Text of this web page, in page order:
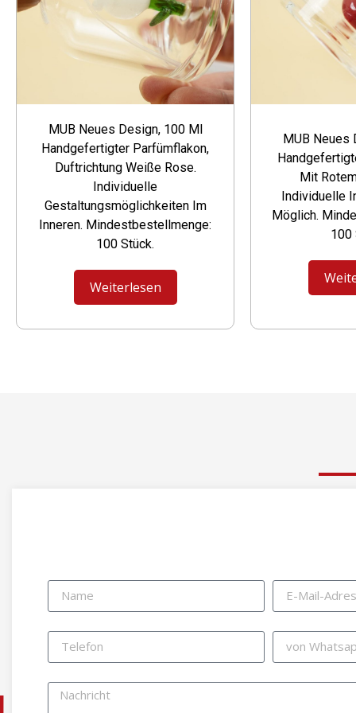
MUB Neues Design, 100 Ml
Handgefertigter Parfümflakon,
Duftrichtung Weiße Rose.
Individuelle
Gestaltungsmöglichkeiten Im
Inneren. Mindestbestellmenge:
100 Stück.
Weiterlesen
MUB Neues
Mit
Individuelle
Möglich.
100